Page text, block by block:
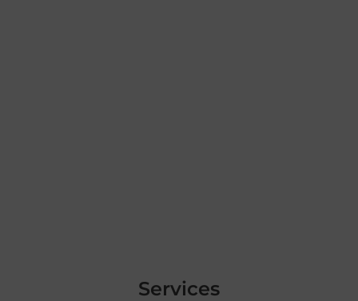
Services